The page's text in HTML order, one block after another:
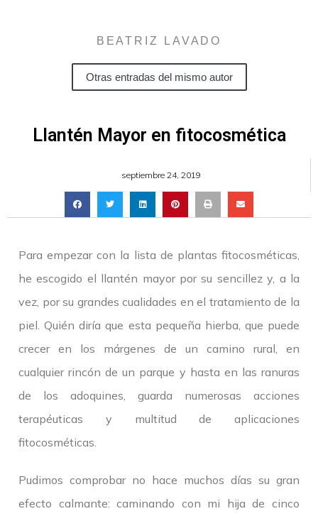
BEATRIZ LAVADO
Otras entradas del mismo autor
Llantén Mayor en fitocosmética
septiembre 24, 2019
Para empezar con la lista de plantas fitocosméticas,
he escogido el llantén mayor por su sencillez y, a la
vez, por su grandes cualidades en el tratamiento de la
piel. Quién diría que esta pequeña hierba, que puede
crecer en los márgenes de un camino rural, en
cualquier rincón de un parque y hasta en las ranuras
de los adoquines, guarda numerosas acciones
terapéuticas y multitud de aplicaciones
fitocosméticas.
Pudimos comprobar no hace muchos días su gran
efecto calmante: caminando con mi hija de cinco